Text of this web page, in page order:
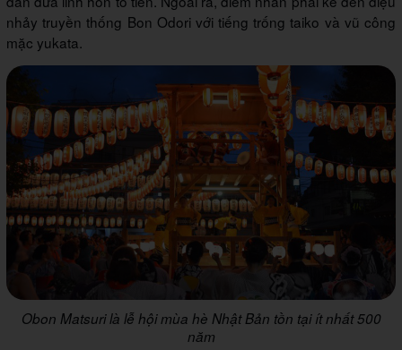
nhảy truyền thống Bon Odori với tiếng trống taiko và vũ công
mặc yukata.
Obon Matsuri là lễ hội mùa hè Nhật Bản tồn tại ít nhất 500
năm